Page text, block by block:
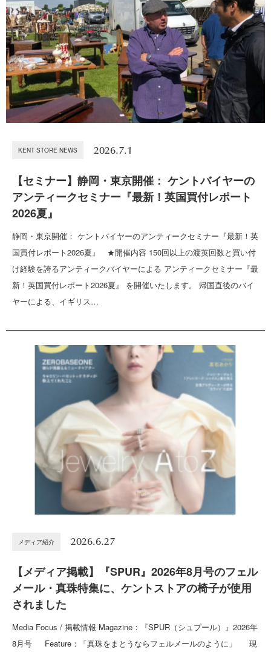
KENT STORE NEWS 2026.7.1
【セミナー】静岡・東京開催： ケントバイヤーの
アンティークセミナー『最新！英国買付レポート
2026夏』
静岡・東京開催： ケントバイヤーのアンティークセミナー『最新！英
国買付レポート2026夏』 ★開催内容 150回以上の渡英回数と買い付
け経験を誇るアンティークバイヤーによる アンティークセミナー『最
新！英国買付レポート2026夏』 を開催いたします。 帰国直後のバイ
ヤーによる、イギリス…
メディア紹介 2026.6.27
【メディア掲載】『SPUR』2026年8月号のフェル
メール・真珠特集に、ケントストアの椅子が使用
されました
Media Focus / 掲載情報 Magazine：『SPUR（シュプール）』2026年
8月号 Feature：「真珠をまとうならフェルメールのように」 現